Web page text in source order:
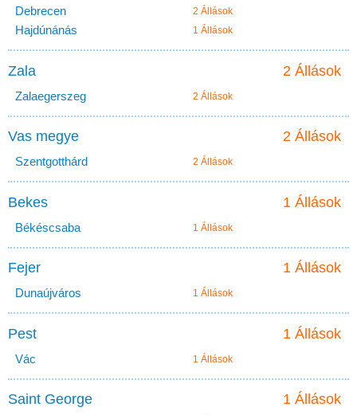
Debrecen 2 Állások
Hajdúnánás 1 Állások
2 Állások
Zala
Zalaegerszeg 2 Állások
2 Állások
Vas megye
Szentgotthárd 2 Állások
1 Állások
Bekes
Békéscsaba 1 Állások
1 Állások
Fejer
Dunaújváros 1 Állások
1 Állások
Pest
Vác 1 Állások
1 Állások
Saint George